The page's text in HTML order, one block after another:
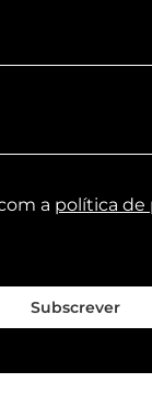
a política de
Subscrever